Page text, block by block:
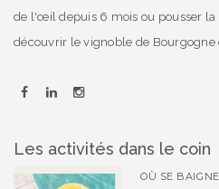
de l'œil depuis 6 mois ou pousser la
découvrir le vignoble de Bourgogne
Les activités dans le coin
OÙ SE